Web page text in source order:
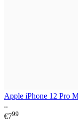
Apple iPhone 12 Pro
..
€799